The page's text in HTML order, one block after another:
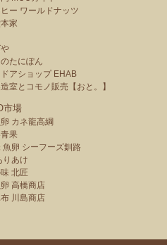
ー ワールドナッツ
家
たにぽん
アショップ EHAB
室とコモノ販売【おと。】
市場
カネ龍高綱
果
魚卵 シーフーズ釧路
りあけ
北匠
高橋商店
川島商店